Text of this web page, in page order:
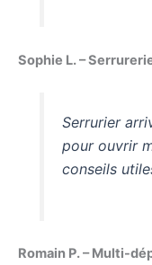
Sophie L. –
Serrurier
pour ouvrir
conseils
Romain P. – Multi-